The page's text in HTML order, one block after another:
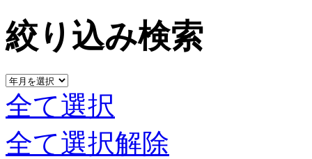
絞り込み検索
全て選択
全て選択解除